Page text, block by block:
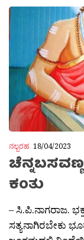
ನಲ್ಬರಹ 18/04/2023
ಕಂತು
– ಸಿ.ಪಿ.ನಾಗರಾಜ.
ಸತ್ಯನಾಗಿರಬೇಕು